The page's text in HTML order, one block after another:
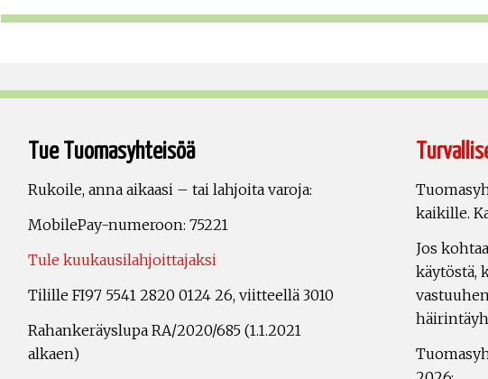
Tue Tuomasyhteisöä
Rukoile, anna aikaasi – tai lahjoita varoja:
MobilePay-numeroon: 75221
Tule kuukausilahjoittajaksi
Tilille FI97 5541 2820 0124 26, viitteellä 3010
Rahankeräyslupa RA/2020/685 (1.1.2021
alkaen)
kaikille.
Jos
käytöstä,